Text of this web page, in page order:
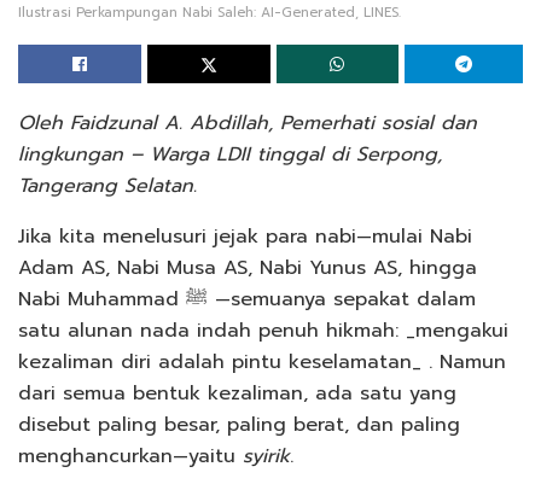
Ilustrasi Perkampungan Nabi Saleh: AI-Generated, LINES.
Oleh Faidzunal A. Abdillah, Pemerhati sosial dan
lingkungan – Warga LDII tinggal di Serpong,
Tangerang Selatan.
Jika kita menelusuri jejak para nabi—mulai Nabi
Adam AS, Nabi Musa AS, Nabi Yunus AS, hingga
Nabi Muhammad ﷺ —semuanya sepakat dalam
satu alunan nada indah penuh hikmah: _mengakui
kezaliman diri adalah pintu keselamatan_ . Namun
dari semua bentuk kezaliman, ada satu yang
disebut paling besar, paling berat, dan paling
menghancurkan—yaitu syirik.